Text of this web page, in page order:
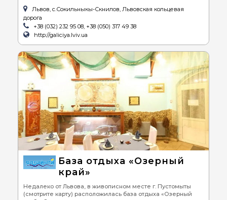
Львов, с.Сокильныкы-Скнилов, Львовская кольцевая
дорога
+38 (032) 232 95 08, +38 (050) 317 49 38
http://galiciya.lviv.ua
База отдыха «Озерный
край»
Недалеко от Львова, в живописном месте г. Пустомыты
(смотрите карту) расположилась база отдыха «Озерный